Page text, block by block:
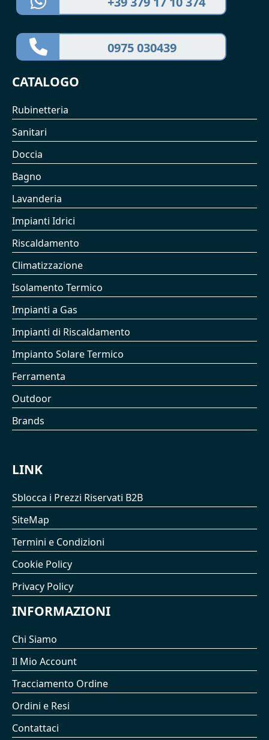
0975 030439
CATALOGO
Rubinetteria
Sanitari
Doccia
Bagno
Lavanderia
Impianti Idrici
Riscaldamento
Climatizzazione
Isolamento Termico
Impianti a Gas
Impianti di Riscaldamento
Impianto Solare Termico
Ferramenta
Outdoor
Brands
LINK
Sblocca i Prezzi Riservati B2B
SiteMap
Termini e Condizioni
Cookie Policy
Privacy Policy
INFORMAZIONI
Chi Siamo
Il Mio Account
Tracciamento Ordine
Ordini e Resi
Contattaci